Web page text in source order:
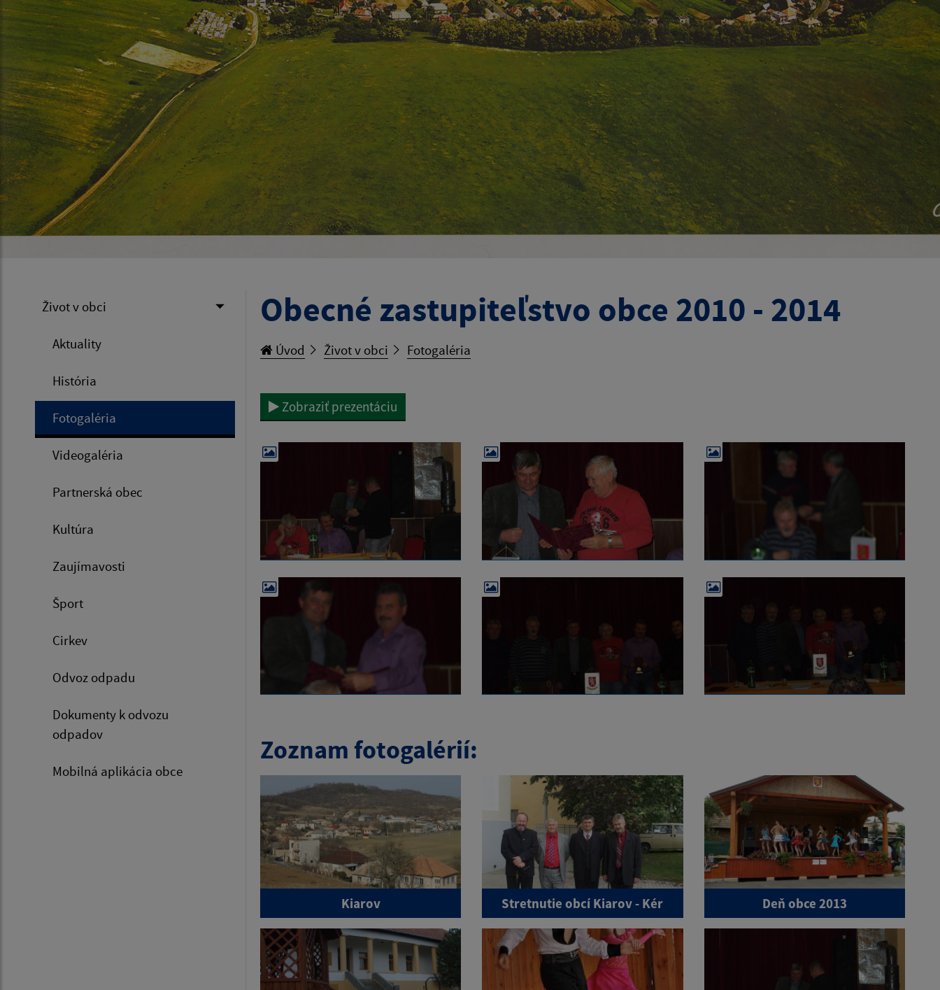
Život v obci
Aktuality
História
Fotogaléria
Videogaléria
Partnerská obec
Kultúra
Zaujímavosti
Šport
Cirkev
Odvoz odpadu
Dokumenty k odvozu
odpadov
Mobilná aplikácia obce
Obecné zastupiteľstvo obce 2010 - 2014
Úvod Život v obci Fotogaléria
Zobraziť prezentáciu
Zoznam fotogalérií:
Kiarov Stretnutie obcí Kiarov - Kér Deň obce 2013